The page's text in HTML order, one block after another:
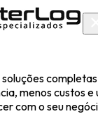
menos custos e
com o seu